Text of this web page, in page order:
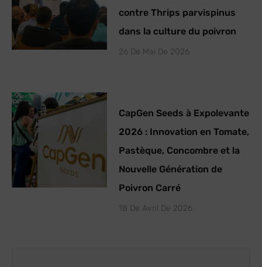
contre Thrips parvispinus
dans la culture du poivron
26 De Mai De 2026
CapGen Seeds à Expolevante
2026 : Innovation en Tomate,
Pastèque, Concombre et la
Nouvelle Génération de
Poivron Carré
18 De Avril De 2026